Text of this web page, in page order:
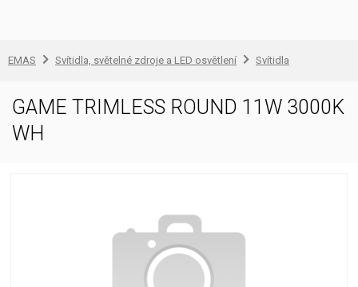
EMAS Svítidla, světelné zdroje a LED osvětlení Svítidla
GAME TRIMLESS ROUND 11W 3000K
WH